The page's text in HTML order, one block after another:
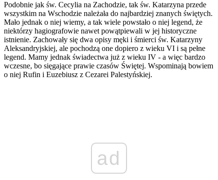
Podobnie jak św. Cecylia na Zachodzie, tak św. Katarzyna przede
wszystkim na Wschodzie należała do najbardziej znanych świętych.
Mało jednak o niej wiemy, a tak wiele powstało o niej legend, że
niektórzy hagiografowie nawet powątpiewali w jej historyczne
istnienie. Zachowały się dwa opisy męki i śmierci św. Katarzyny
Aleksandryjskiej, ale pochodzą one dopiero z wieku VI i są pełne
legend. Mamy jednak świadectwa już z wieku IV - a więc bardzo
wczesne, bo sięgające prawie czasów Świętej. Wspominają bowiem
o niej Rufin i Euzebiusz z Cezarei Palestyńskiej.
ad